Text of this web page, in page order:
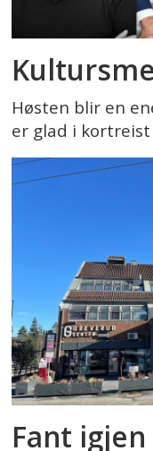
Høsten blir en
er glad i
Fant